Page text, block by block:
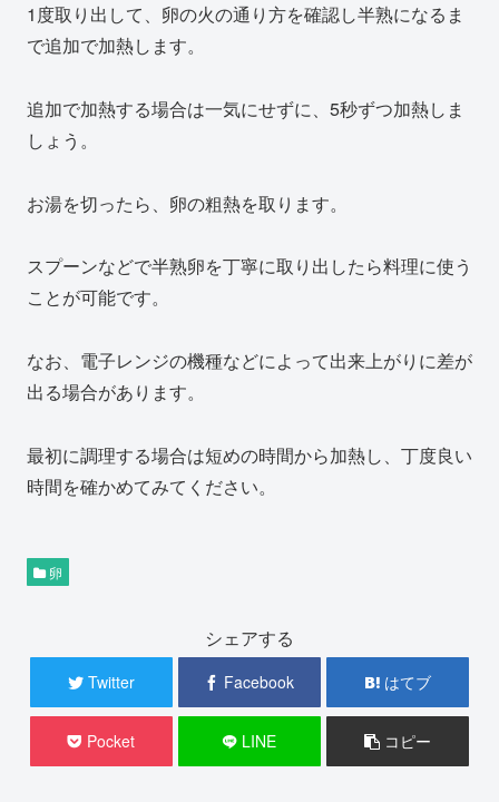
1度取り出して、卵の火の通り方を確認し半熟になるま
で追加で加熱します。
追加で加熱する場合は一気にせずに、5秒ずつ加熱しま
しょう。
お湯を切ったら、卵の粗熱を取ります。
スプーンなどで半熟卵を丁寧に取り出したら料理に使う
ことが可能です。
なお、電子レンジの機種などによって出来上がりに差が
出る場合があります。
最初に調理する場合は短めの時間から加熱し、丁度良い
時間を確かめてみてください。
卵
シェアする
Twitter Facebook はてブ
Pocket LINE コピー